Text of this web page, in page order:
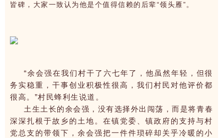
皆碑，大家一致认为他是个值得信赖的后辈“领头雁”。
“余会强在我们村干了六七年了，他虽然年轻，但很
务实稳重，干事创业积极性很高，我们村民对他评价都
很高。”村民蜂利生说道。
土生土长的余会强，没有选择外出闯荡，而是将青春
深深扎根于故乡的土地。在镇党委、镇政府的支持与村
党总支的带领下，余会强把一件件琐碎却关乎冷暖的小